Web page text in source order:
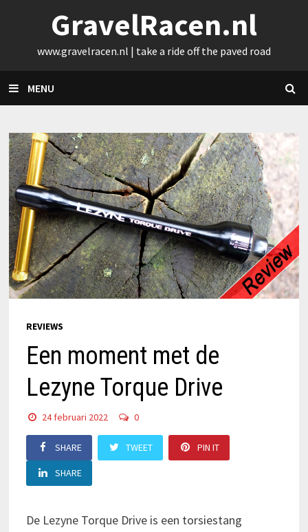
content
GravelRacen.nl
www.gravelracen.nl | take a ride off the paved road
MENU
REVIEWS
Een moment met de
Lezyne Torque Drive
24 februari 2022 0
SHARE TWEET PIN IT
SHARE
De Lezyne Torque Drive is een torsiestang